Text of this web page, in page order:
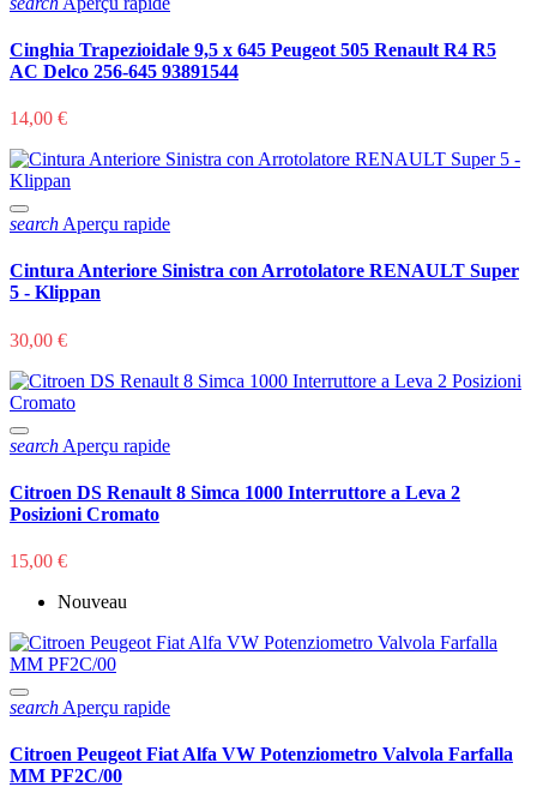
Cinghia Trapezioidale 9,5 x 645 Peugeot 505 Renault R4 R5
AC Delco 256-645 93891544
14,00 €
search Aperçu rapide
Cintura Anteriore Sinistra con Arrotolatore RENAULT Super
5 - Klippan
30,00 €
search Aperçu rapide
Citroen DS Renault 8 Simca 1000 Interruttore a Leva 2
Posizioni Cromato
15,00 €
Nouveau
search Aperçu rapide
Citroen Peugeot Fiat Alfa VW Potenziometro Valvola Farfalla
MM PF2C/00